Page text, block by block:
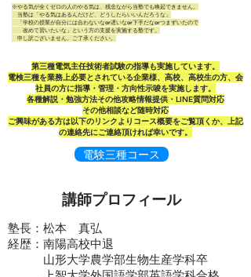
※やる気が全くゼロの人のやる気は、残念ながら当塾でも喚起できません。
当塾は「やる気はあるんだけど、どうしたらいいんだろうな」
「学校の授業が自分には合わないなor遅いなor下手だなorつまずいたので
改めて習いたいな」という方の支援を実施する塾です。
申し訳ございません。ご了承ください。
​第三種電気主任技術者試験の指導も実施しています。
電検三種を業務上必要とされている企業様、高校、高校生の方、会
社員の方に指導・管理・方向性示唆を実施します。
各種解説・勉強方法その他攻略情報提供・LINE質問対応
​その他相談など随時対応
​ご興味がある方は以下のリンクよりコース概要をご覧頂くか、上記
の連絡先にご連絡頂ければ幸いです。
電験三種コース
講師プロフィール
塾長：松本 真弘
経歴：南陽高校中退
山形大学農学部生物生産学科卒